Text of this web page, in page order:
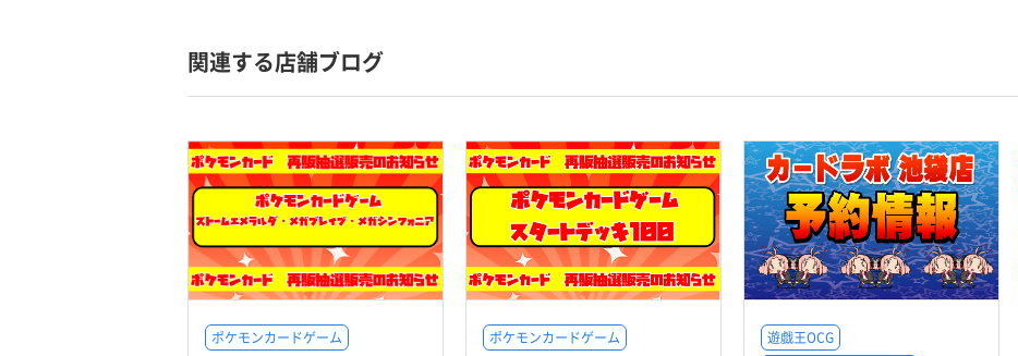
関連する店舗ブログ
ポケモンカードゲーム ポケモンカードゲーム
遊戯王OCG